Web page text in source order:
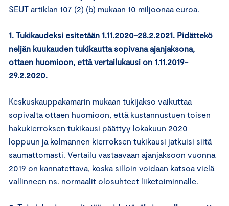
SEUT artiklan 107 (2) (b) mukaan 10 miljoonaa euroa.
1. Tukikaudeksi esitetään 1.11.2020-28.2.2021. Pidättekö
neljän kuukauden tukikautta sopivana ajanjaksona,
ottaen huomioon, että vertailukausi on 1.11.2019-
29.2.2020.
Keskuskauppakamarin mukaan tukijakso vaikuttaa
sopivalta ottaen huomioon, että kustannustuen toisen
hakukierroksen tukikausi päättyy lokakuun 2020
loppuun ja kolmannen kierroksen tukikausi jatkuisi siitä
saumattomasti. Vertailu vastaavaan ajanjaksoon vuonna
2019 on kannatettava, koska silloin voidaan katsoa vielä
vallinneen ns. normaalit olosuhteet liiketoiminnalle.